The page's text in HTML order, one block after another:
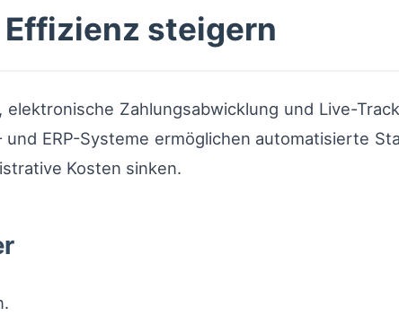
steigern
Zahlungsabwicklung und Live-
ERP-Systeme ermöglichen automatisierte
Kosten sinken.